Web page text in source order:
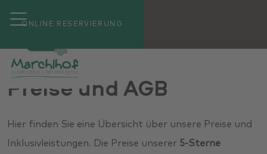
ONLINE RESERVIERUNG
Preise und AGB
Hier finden Sie eine Übersicht über unsere Preise und
Inklusivleistungen. Die Preise unserer 5-Sterne